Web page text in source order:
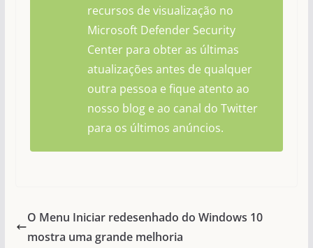
recursos de visualização no
Microsoft Defender Security
Center para obter as últimas
atualizações antes de qualquer
outra pessoa e fique atento ao
nosso blog e ao canal do Twitter
para os últimos anúncios.
O Menu Iniciar redesenhado do Windows 10
mostra uma grande melhoria